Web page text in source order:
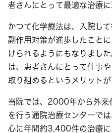
者さんにとって最適な治療に
かつて化学療法は、入院し
副作用対策が進歩したこと
けられるようにもなりまし
は、患者さんにとって仕事
取り組めるというメリットが
当院では、2000年から外来
を行う通院治療センターで
心に年間約3,400件の治療に